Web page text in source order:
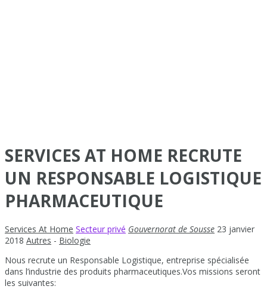
SERVICES AT HOME RECRUTE
UN RESPONSABLE LOGISTIQUE
PHARMACEUTIQUE
Services At Home Secteur privé Gouvernorat de Sousse 23 janvier
2018 Autres - Biologie
Nous recrute un Responsable Logistique, entreprise spécialisée
dans l’industrie des produits pharmaceutiques.Vos missions seront
les suivantes: